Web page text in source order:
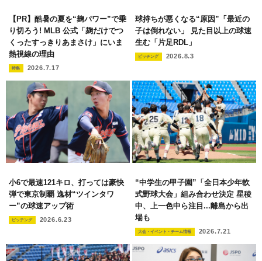
【PR】酷暑の夏を“麹パワー”で乗
り切ろう! MLB 公式「麹だけでつ
くったすっきりあまさけ」にいま
熱視線の理由
特集 2026.7.17
球持ちが悪くなる“原因”「最近の
子は倒れない」 見た目以上の球速
生む「片足RDL」
ピッチング 2026.8.3
小6で最速121キロ、打っては豪快
弾で東京制覇 逸材“ツインタワ
ー”の球速アップ術
ピッチング 2026.6.23
“中学生の甲子園”「全日本少年軟
式野球大会」組み合わせ決定 星稜
中、上一色中ら注目...離島から出
場も
大会・イベント・チーム情報 2026.7.21